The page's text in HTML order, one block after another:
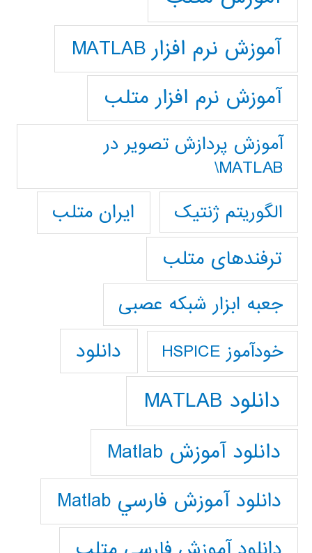
آموزش نرم افزار MATLAB
آموزش نرم افزار متلب
آموزش پردازش تصوير در
MATLAB\
الگوریتم ژنتیک
ایران متلب
ترفندهای متلب
جعبه ابزار شبکه عصبی
خودآموز HSPICE دانلود
دانلود MATLAB
دانلود آموزش Matlab
دانلود آموزش فارسي Matlab